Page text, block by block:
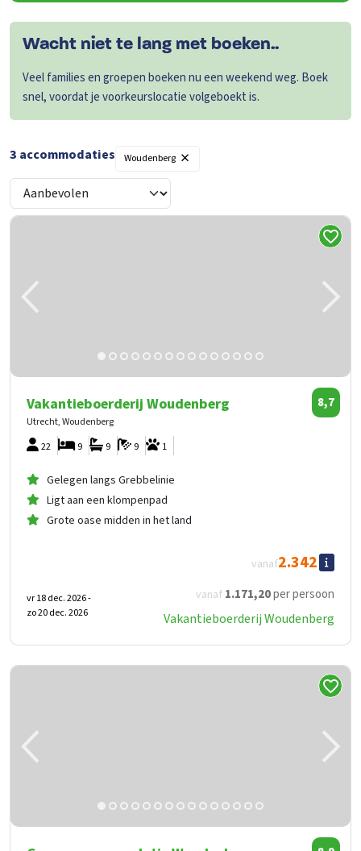
Wacht niet te lang met boeken..
Veel families en groepen boeken nu een weekend weg. Boek
snel, voordat je voorkeurslocatie volgeboekt is.
3 accommodaties Woudenberg ×
Vakantieboerderij Woudenberg
Utrecht, Woudenberg
8,7
22 1
9
9
9
Gelegen langs Grebbelinie
Ligt aan een klompenpad
Grote oase midden in het land
vanaf 1.171,20per persoon
vanaf2.342
vr 18 dec. 2026 -
zo 20 dec. 2026
Vakantieboerderij Woudenberg